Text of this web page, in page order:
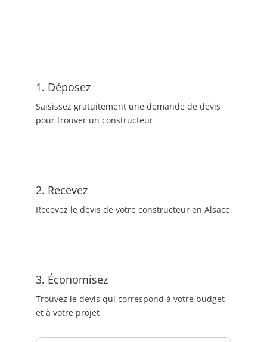
1. Déposez
Saisissez gratuitement une demande de devis
pour trouver un constructeur
2. Recevez
Recevez le devis de votre constructeur en Alsace
3. Économisez
Trouvez le devis qui correspond à votre budget
et à votre projet